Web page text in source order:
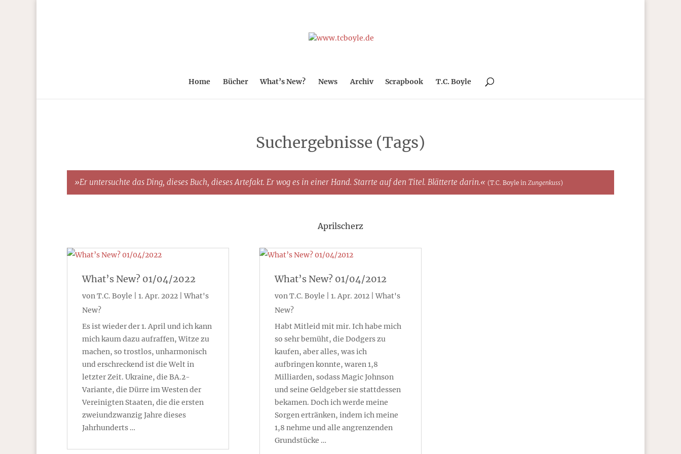
Home Bücher What’s New? News Archiv Scrapbook T.C. Boyle
Suchergebnisse (Tags)
»Er untersuchte das Ding, dieses Buch, dieses Artefakt. Er wog es in einer Hand. Starrte auf den Titel. Blätterte darin.« (T.C. Boyle in Zungenkuss)
Aprilscherz
What’s New? 01/04/2022
vonT.C. Boyle 1. Apr. 2022 |What's
New?
Es ist wieder der 1. April und ich kann
mich kaum dazu aufraffen, Witze zu
machen, so trostlos, unharmonisch
und erschreckend ist die Welt in
letzter Zeit. Ukraine, die BA.2-
Variante, die Dürre im Westen der
Vereinigten Staaten, die die ersten
zweiundzwanzig Jahre dieses
Jahrhunderts …
What’s New? 01/04/2012
vonT.C. Boyle 1. Apr. 2012|What's
New?
Habt Mitleid mit mir. Ich habe mich
so sehr bemüht, die Dodgers zu
kaufen, aber alles, was ich
aufbringen konnte, waren 1,8
Milliarden, sodass Magic Johnson
und seine Geldgeber sie stattdessen
bekamen. Doch ich werde meine
Sorgen ertränken, indem ich meine
1,8 nehme und alle angrenzenden
Grundstücke …